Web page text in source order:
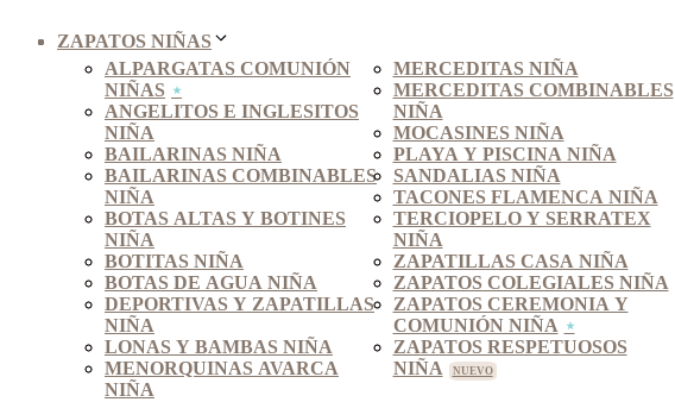
ZAPATOS NIÑAS
ALPARGATAS COMUNIÓN
NIÑAS
ANGELITOS E INGLESITOS
NIÑA
BAILARINAS NIÑA
BAILARINAS COMBINABLES
NIÑA
BOTAS ALTAS Y BOTINES
NIÑA
BOTITAS NIÑA
BOTAS DE AGUA NIÑA
DEPORTIVAS Y ZAPATILLAS
NIÑA
LONAS Y BAMBAS NIÑA
MENORQUINAS AVARCA
NIÑA
MERCEDITAS NIÑA
MERCEDITAS COMBINABLES
NIÑA
MOCASINES NIÑA
PLAYA Y PISCINA NIÑA
SANDALIAS NIÑA
TACONES FLAMENCA NIÑA
TERCIOPELO Y SERRATEX
NIÑA
ZAPATILLAS CASA NIÑA
ZAPATOS COLEGIALES NIÑA
ZAPATOS CEREMONIA Y
COMUNIÓN NIÑA
ZAPATOS RESPETUOSOS
NIÑA